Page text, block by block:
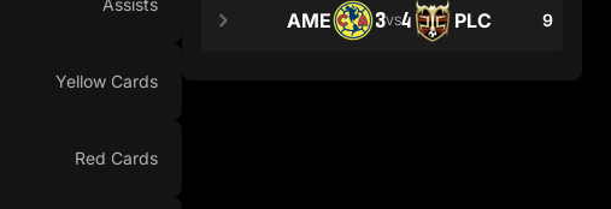
9
PLC
4
VS
3
AME
Assists
Yellow Cards
Red Cards